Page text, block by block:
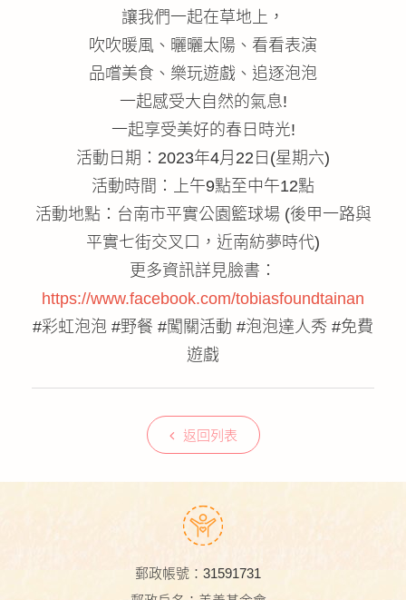
讓我們一起在草地上，
吹吹暖風、曬曬太陽、看看表演
品嚐美食、樂玩遊戲、追逐泡泡
一起感受大自然的氣息!
一起享受美好的春日時光!
活動日期：2023年4月22日(星期六)
活動時間：上午9點至中午12點
活動地點：台南市平實公園籃球場 (後甲一路與
平實七街交叉口，近南紡夢時代)
更多資訊詳見臉書：
https://www.facebook.com/tobiasfoundtainan
#彩虹泡泡 #野餐 #闖關活動 #泡泡達人秀 #免費
遊戲
返回列表
郵政帳號：31591731